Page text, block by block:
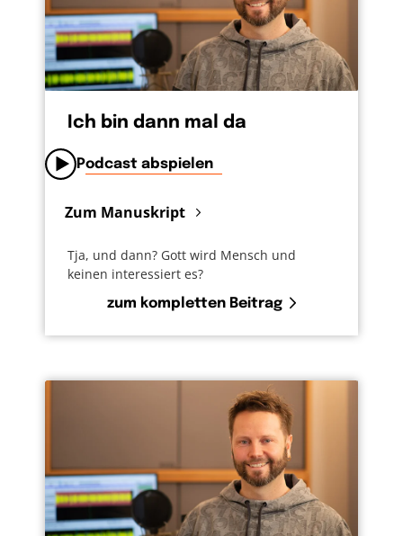
Ich bin dann mal da
Podcast abspielen
Zum Manuskript
Tja, und dann? Gott wird Mensch und
keinen interessiert es?
zum kompletten Beitrag